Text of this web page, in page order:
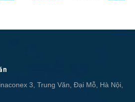
3, Trung Văn, Đại Mỗ, Hà Nội,